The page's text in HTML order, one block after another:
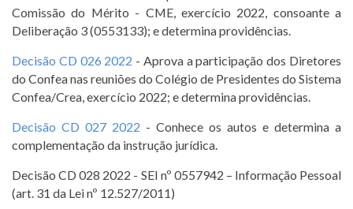
Comissão do Mérito - CME, exercício 2022, consoante a
Deliberação 3 (0553133); e determina providências.
Decisão CD 026 2022 - Aprova a participação dos Diretores
do Confea nas reuniões do Colégio de Presidentes do Sistema
Confea/Crea, exercício 2022; e determina providências.
Decisão CD 027 2022 - Conhece os autos e determina a
complementação da instrução jurídica.
Decisão CD 028 2022 - SEI nº 0557942 – Informação Pessoal
(art. 31 da Lei nº 12.527/2011)